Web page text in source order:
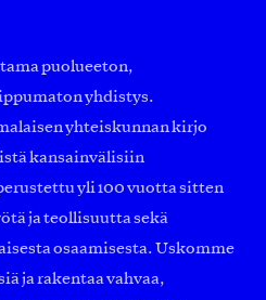
puolueeton,
yhdistys.
yhteiskunnan kirjo
kansainvälisiin
yli 100 vuotta sitten
ja teollisuutta sekä
osaamisesta. Uskomme
ja rakentaa vahvaa,